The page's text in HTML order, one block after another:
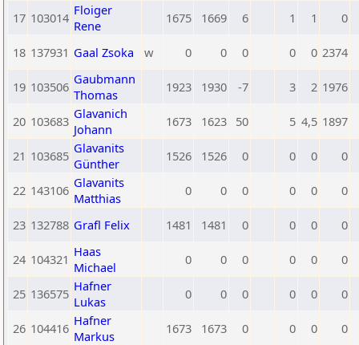
17 103014 Floiger
Rene
1675 1669 6 1 1 0
18 137931 Gaal Zsoka w 0 0 0 0 0 2374
19 103506 Gaubmann
Thomas
1923 1930 -7 3 2 1976
20 103683 Glavanich
Johann
1673 1623 50 5 4,5 1897
21 103685 Glavanits
Günther
1526 1526 0 0 0 0
22 143106 Glavanits
Matthias
0 0 0 0 0 0
23 132788 Grafl Felix 1481 1481 0 0 0 0
24 104321 Haas
Michael
0 0 0 0 0 0
25 136575 Hafner
Lukas
0 0 0 0 0 0
26 104416 Hafner
Markus
1673 1673 0 0 0 0